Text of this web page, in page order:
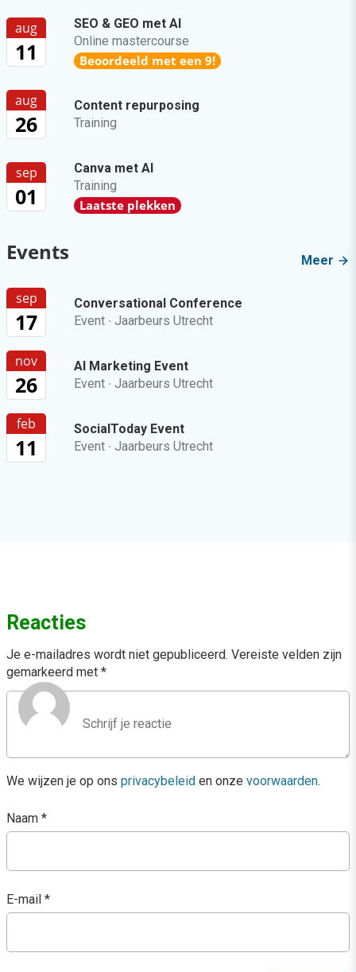
aug
11
SEO & GEO met AI
Online mastercourse
Beoordeeld met een 9!
aug
26
Content repurposing
Training
sep
01
Canva met AI
Training
Laatste plekken
Events Meer
sep
17
Conversational Conference
Event · Jaarbeurs Utrecht
nov
26
AI Marketing Event
Event · Jaarbeurs Utrecht
feb
11
SocialToday Event
Event · Jaarbeurs Utrecht
Reacties
Je e-mailadres wordt niet gepubliceerd. Vereiste velden zijn
gemarkeerd met *
We wijzen je op ons privacybeleid en onze voorwaarden.
Naam *
E-mail *